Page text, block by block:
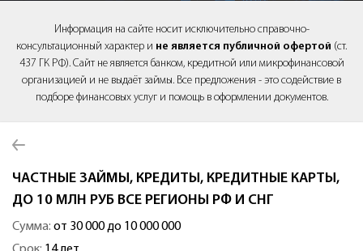
Информация на сайте носит исключительно справочно-
консультационный характер и не является публичной офертой (ст.
437 ГК РФ). Сайт не является банком, кредитной или микрофинансовой
организацией и не выдаёт займы. Все предложения - это содействие в
подборе финансовых услуг и помощь в оформлении документов.
ЧАСТНЫЕ ЗАЙМЫ, КРЕДИТЫ, КРЕДИТНЫЕ КАРТЫ,
ДО 10 МЛН РУБ ВСЕ РЕГИОНЫ РФ И СНГ
Сумма: от 30 000 до 10 000 000